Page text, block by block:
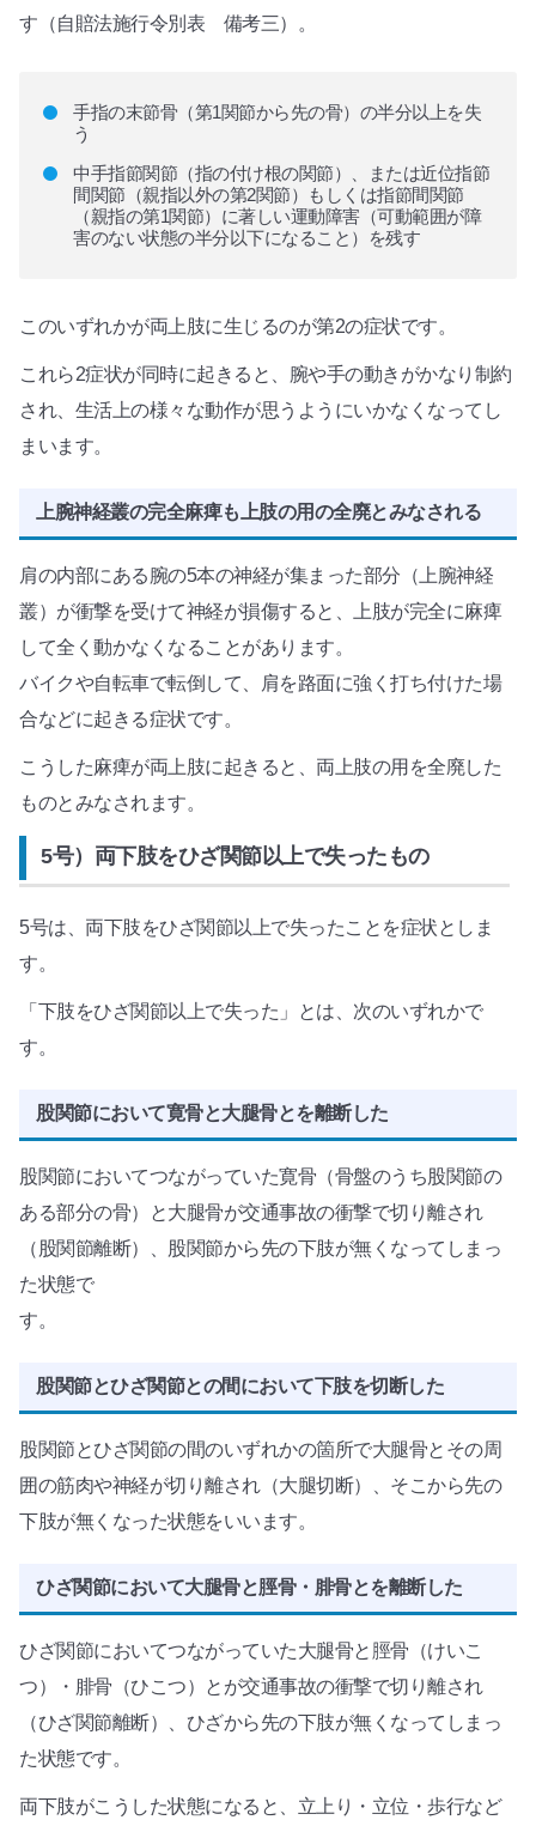
す（自賠法施行令別表 備考三）。
手指の末節骨（第1関節から先の骨）の半分以上を失
う
中手指節関節（指の付け根の関節）、または近位指節
間関節（親指以外の第2関節）もしくは指節間関節
（親指の第1関節）に著しい運動障害（可動範囲が障
害のない状態の半分以下になること）を残す
このいずれかが両上肢に生じるのが第2の症状です。
これら2症状が同時に起きると、腕や手の動きがかなり制約
され、生活上の様々な動作が思うようにいかなくなってし
まいます。
上腕神経叢の完全麻痺も上肢の用の全廃とみなされる
肩の内部にある腕の5本の神経が集まった部分（上腕神経
叢）が衝撃を受けて神経が損傷すると、上肢が完全に麻痺
して全く動かなくなることがあります。
バイクや自転車で転倒して、肩を路面に強く打ち付けた場
合などに起きる症状です。
こうした麻痺が両上肢に起きると、両上肢の用を全廃した
ものとみなされます。
5号）両下肢をひざ関節以上で失ったもの
5号は、両下肢をひざ関節以上で失ったことを症状としま
す。
「下肢をひざ関節以上で失った」とは、次のいずれかで
す。
股関節において寛骨と大腿骨とを離断した
股関節においてつながっていた寛骨（骨盤のうち股関節の
ある部分の骨）と大腿骨が交通事故の衝撃で切り離され
（股関節離断）、股関節から先の下肢が無くなってしまっ
た状態で
す。
股関節とひざ関節との間において下肢を切断した
股関節とひざ関節の間のいずれかの箇所で大腿骨とその周
囲の筋肉や神経が切り離され（大腿切断）、そこから先の
下肢が無くなった状態をいいます。
ひざ関節において大腿骨と脛骨・腓骨とを離断した
ひざ関節においてつながっていた大腿骨と脛骨（けいこ
つ）・腓骨（ひこつ）とが交通事故の衝撃で切り離され
（ひざ関節離断）、ひざから先の下肢が無くなってしまっ
た状態です。
両下肢がこうした状態になると、立上り・立位・歩行など